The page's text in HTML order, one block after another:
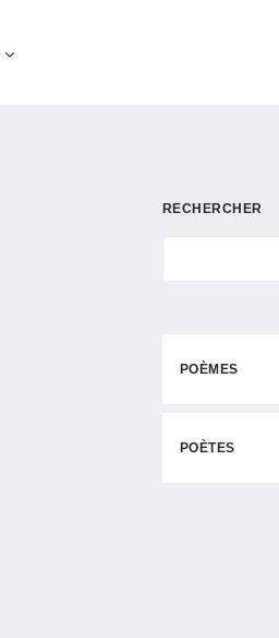
RECHERCHER
POÈMES
POÈTES